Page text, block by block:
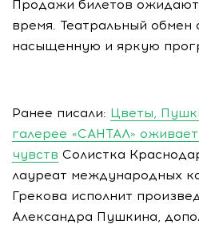
Продажи билетов
время. Театральный обмен
насыщенную и яркую
Ранее писали: Цветы,
галерее «САНТАЛ»
чувств Солистка
лауреат международных
Грекова исполнит
Александра Пушкина,